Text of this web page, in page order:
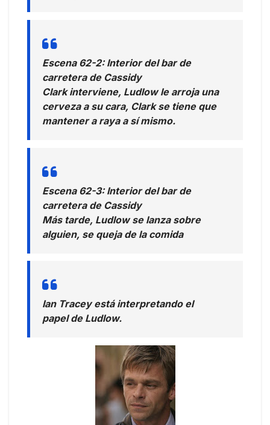
Escena 62-2: Interior del bar de
carretera de Cassidy
Clark interviene, Ludlow le arroja una
cerveza a su cara, Clark se tiene que
mantener a raya a sí mismo.
Escena 62-3: Interior del bar de
carretera de Cassidy
Más tarde, Ludlow se lanza sobre
alguien, se queja de la comida
Ian Tracey está interpretando el
papel de Ludlow.